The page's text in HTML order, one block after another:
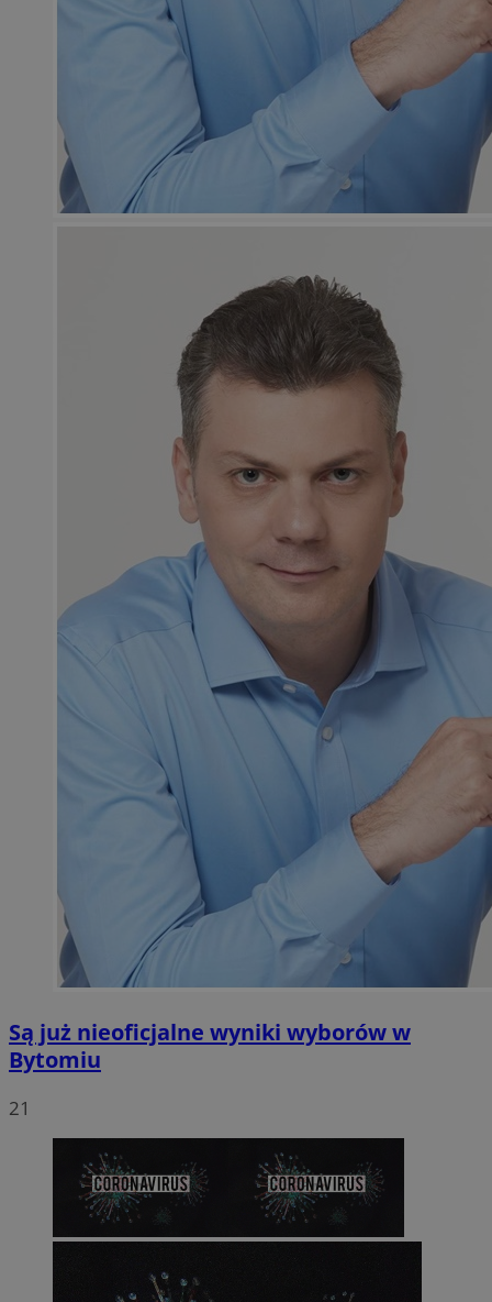
Są już nieoficjalne wyniki wyborów w
Bytomiu
21